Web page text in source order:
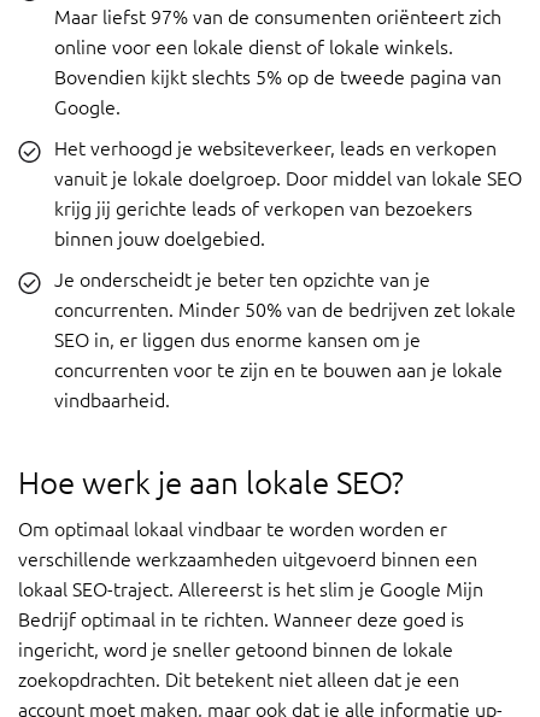
Maar liefst 97% van de consumenten oriënteert zich
online voor een lokale dienst of lokale winkels.
Bovendien kijkt slechts 5% op de tweede pagina van
Google.
Het verhoogd je websiteverkeer, leads en verkopen
vanuit je lokale doelgroep. Door middel van lokale SEO
krijg jij gerichte leads of verkopen van bezoekers
binnen jouw doelgebied.
Je onderscheidt je beter ten opzichte van je
concurrenten. Minder 50% van de bedrijven zet lokale
SEO in, er liggen dus enorme kansen om je
concurrenten voor te zijn en te bouwen aan je lokale
vindbaarheid.
Hoe werk je aan lokale SEO?
Om optimaal lokaal vindbaar te worden worden er
verschillende werkzaamheden uitgevoerd binnen een
lokaal SEO-traject. Allereerst is het slim je Google Mijn
Bedrijf optimaal in te richten. Wanneer deze goed is
ingericht, word je sneller getoond binnen de lokale
zoekopdrachten. Dit betekent niet alleen dat je een
account moet maken, maar ook dat je alle informatie up-